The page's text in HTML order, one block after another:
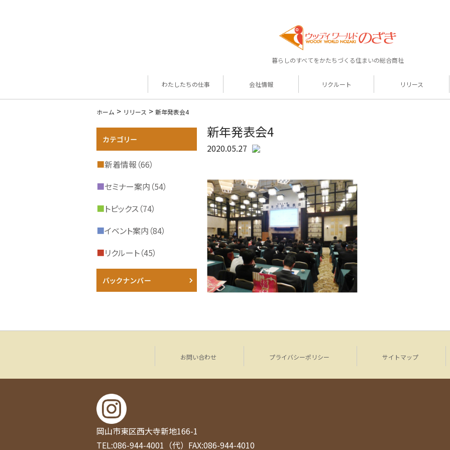
暮らしのすべてをかたちづくる住まいの総合商社
わたしたちの仕事 会社情報 リクルート リリース
ホーム > リリース > 新年発表会4
新年発表会4
2020.05.27
■新着情報（66）
■セミナー案内（54）
■トピックス（74）
■イベント案内（84）
■リクルート（45）
お問い合わせ プライバシーポリシー サイトマップ
岡山市東区西大寺新地166-1
TEL:086-944-4001（代） FAX:086-944-4010